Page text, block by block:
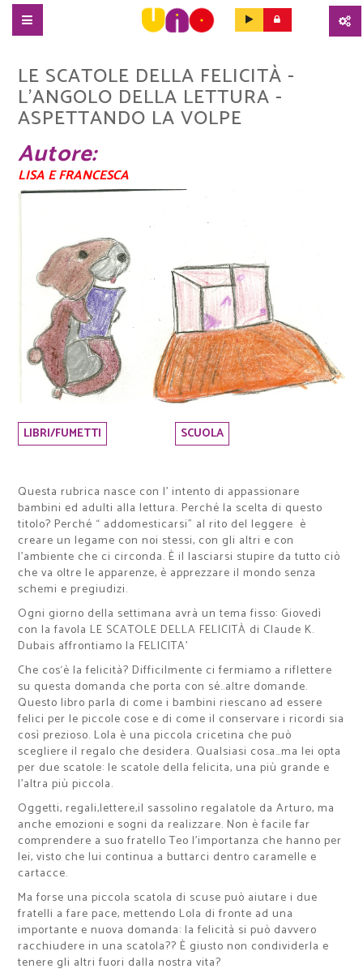
CONTENUTO
PRINCIPALE
LE SCATOLE DELLA FELICITÀ -
L'ANGOLO DELLA LETTURA -
ASPETTANDO LA VOLPE
Autore
LISA E FRANCESCA
LIBRI/FUMETTI SCUOLA
Questa rubrica nasce con l' intento di appassionare
bambini ed adulti alla lettura. Perché la scelta di questo
titolo? Perché “ addomesticarsi” al rito del leggere è
creare un legame con noi stessi, con gli altri e con
l’ambiente che ci circonda. È il lasciarsi stupire da tutto ciò
che va oltre le apparenze, è apprezzare il mondo senza
schemi e pregiudizi.
Ogni giorno della settimana avrà un tema fisso: Giovedì
con la favolaLE SCATOLE DELLA FELICITÀ di Claude K.
Dubais affrontiamo la FELICITA'
Che cos‘è la felicità? Difficilmente ci fermiamo a riflettere
su questa domanda che porta con sé..altre domande.
Questo libro parla di come i bambini riescano ad essere
felici per le piccole cose e di come il conservare i ricordi sia
così prezioso. Lola è una piccola cricetina che può
scegliere il regalo che desidera. Qualsiasi cosa…ma lei opta
per due scatole: le scatole della felicita, una più grande e
l’altra più piccola.
Oggetti,regali,lettere,il sassolino regalatole da Arturo, ma
anche emozioni e sogni da realizzare. Non è facile far
comprendere a suo fratello Teo l’importanza che hanno per
lei, visto che lui continua a buttarci dentro caramelle e
cartacce.
Ma forse una piccola scatola di scuse può aiutare i due
fratelli a fare pace, mettendo Lola di fronte ad una
importante e nuova domanda: la felicità si può davvero
racchiudere in una scatola?? È giusto non condividerla e
tenere gli altri fuori dalla nostra vita?